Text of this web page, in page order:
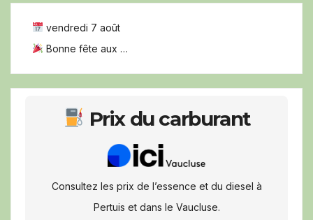
vendredi 7 août
Bonne fête aux …
Prix du carburant
Consultez les prix de l’essence et du diesel à
Pertuis et dans le Vaucluse.